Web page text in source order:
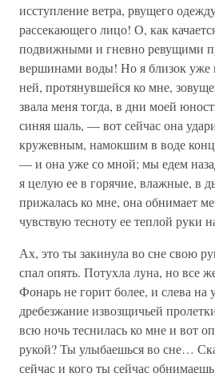
исступление ветра, рвущего
рассекающего лицо! О, как
подвижными и гневно ревущими
вершинами воды! Но я близок
ней, протянувшейся ко мне,
звала меня тогда, в дни моей
синяя шаль, — вот сейчас она
кружевным, намокшим в воде
— и она уже со мной; мы едем
я целую ее в горячие, влажные, в
прижалась ко мне, она обнимает
чувствую тесноту ее теплой руки
Ах, это ты закинула во сне свою
спал опять. Потухла луна, но все
Фонарь не горит более, и слева на
дребезжание извозщичьей
всю ночь теснилась ко мне и вот
рукой? Ты улыбаешься во сне…
сейчас и кого ты сейчас